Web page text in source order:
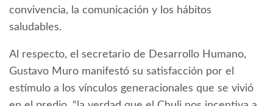
convivencia, la comunicación y los hábitos
saludables.
Al respecto, el secretario de Desarrollo Humano,
Gustavo Muro manifestó su satisfacción por el
estímulo a los vínculos generacionales que se vivió